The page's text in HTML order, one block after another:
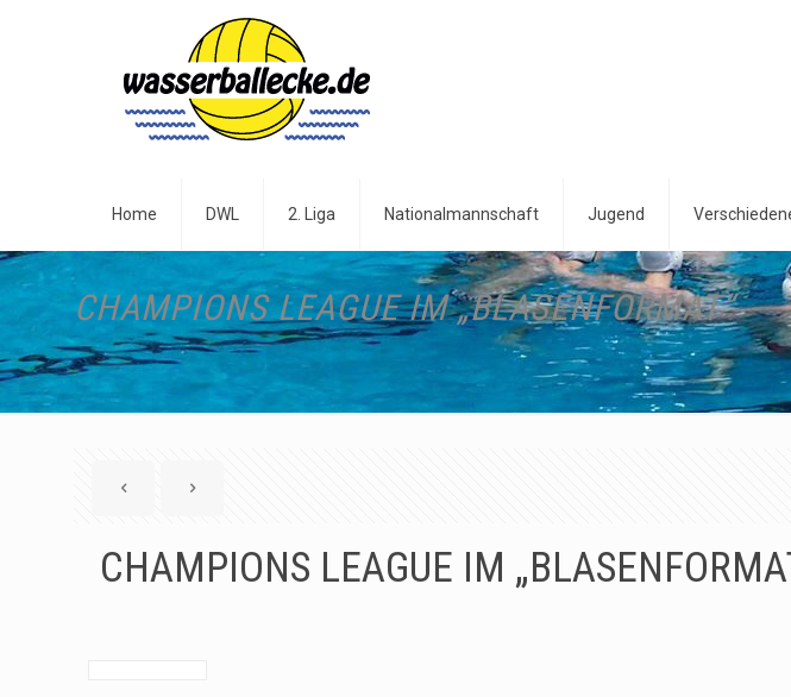
Home DWL 2. Liga Nationalmannschaft Jugend
CHAMPIONS LEAGUE IM „BLASENFORMAT“
CHAMPIONS LEAGUE IM